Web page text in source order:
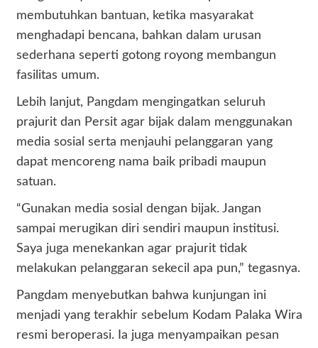
membutuhkan bantuan, ketika masyarakat
menghadapi bencana, bahkan dalam urusan
sederhana seperti gotong royong membangun
fasilitas umum.
Lebih lanjut, Pangdam mengingatkan seluruh
prajurit dan Persit agar bijak dalam menggunakan
media sosial serta menjauhi pelanggaran yang
dapat mencoreng nama baik pribadi maupun
satuan.
“Gunakan media sosial dengan bijak. Jangan
sampai merugikan diri sendiri maupun institusi.
Saya juga menekankan agar prajurit tidak
melakukan pelanggaran sekecil apa pun,” tegasnya.
Pangdam menyebutkan bahwa kunjungan ini
menjadi yang terakhir sebelum Kodam Palaka Wira
resmi beroperasi. Ia juga menyampaikan pesan